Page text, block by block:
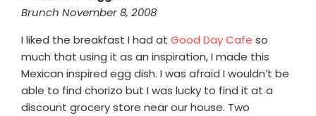
Brunch November 8, 2008
I liked the breakfast I had at Good Day Cafe so
much that using it as an inspiration, I made this
Mexican inspired egg dish. I was afraid I wouldn’t be
able to find chorizo but I was lucky to find it at a
discount grocery store near our house. Two